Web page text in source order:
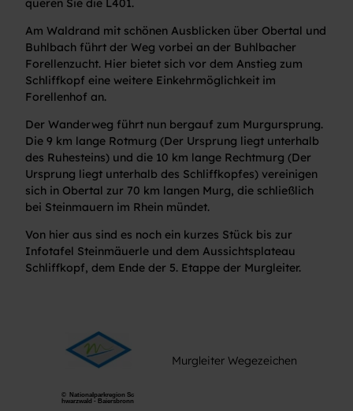
queren Sie die L401.
Am Waldrand mit schönen Ausblicken über Obertal und
Buhlbach führt der Weg vorbei an der Buhlbacher
Forellenzucht. Hier bietet sich vor dem Anstieg zum
Schliffkopf eine weitere Einkehrmöglichkeit im
Forellenhof an.
Der Wanderweg führt nun bergauf zum Murgursprung.
Die 9 km lange Rotmurg (Der Ursprung liegt unterhalb
des Ruhesteins) und die 10 km lange Rechtmurg (Der
Ursprung liegt unterhalb des Schliffkopfes) vereinigen
sich in Obertal zur 70 km langen Murg, die schließlich
bei Steinmauern im Rhein mündet.
Von hier aus sind es noch ein kurzes Stück bis zur
Infotafel Steinmäuerle und dem Aussichtsplateau
Schliffkopf, dem Ende der 5. Etappe der Murgleiter.
© Nationalparkregion Sc
hwarzwald - Baiersbronn
Murgleiter Wegezeichen